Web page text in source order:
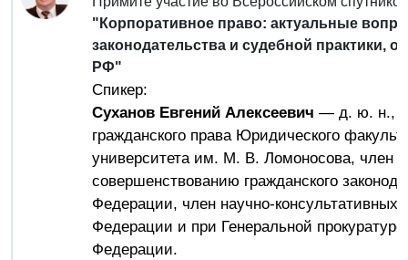
"Корпоративное право: актуальные
законодательства и судебной практики,
РФ"
Спикер:
Суханов Евгений Алексеевич — д. ю. н.,
гражданского права Юридического
университета им. М. В. Ломоносова, член
совершенствованию гражданского
Федерации, член научно-
Федерации и при Генеральной
Федерации.